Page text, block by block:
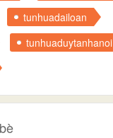
tunhuadailoan
tunhuaduytanhanoi